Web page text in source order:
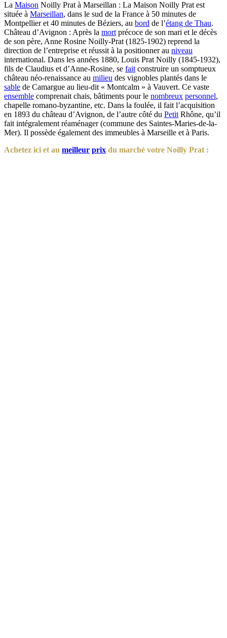
La Maison Noilly Prat à Marseillan : La Maison Noilly Prat est
située à Marseillan, dans le sud de la France à 50 minutes de
Montpellier et 40 minutes de Béziers, au bord de l’étang de Thau.
Château d’Avignon : Après la mort précoce de son mari et le décès
de son père, Anne Rosine Noilly-Prat (1825-1902) reprend la
direction de l’entreprise et réussit à la positionner au niveau
international. Dans les années 1880, Louis Prat Noilly (1845-1932),
fils de Claudius et d’Anne-Rosine, se fait construire un somptueux
château néo-renaissance au milieu des vignobles plantés dans le
sable de Camargue au lieu-dit « Montcalm » à Vauvert. Ce vaste
ensemble comprenait chais, bâtiments pour le nombreux personnel,
chapelle romano-byzantine, etc. Dans la foulée, il fait l’acquisition
en 1893 du château d’Avignon, de l’autre côté du Petit Rhône, qu’il
fait intégralement réaménager (commune des Saintes-Maries-de-la-
Mer). Il possède également des immeubles à Marseille et à Paris.
Achetez ici et au meilleur prix du marché votre Noilly Prat :